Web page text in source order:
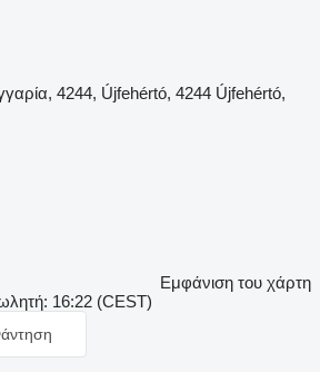
4244, Újfehértó, 4244 Újfehértó,
Εμφάνιση του χάρτη
16:22 (CEST)